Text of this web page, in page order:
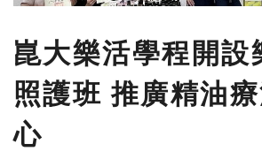
崑大樂活學程開設
照護班 推廣精油
心